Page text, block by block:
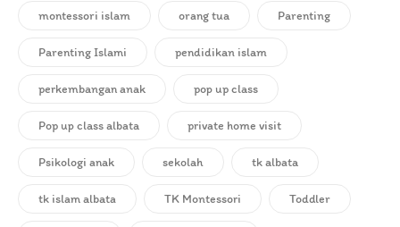
montessori islam orang tua Parenting
Parenting Islami pendidikan islam
perkembangan anak pop up class
Pop up class albata private home visit
Psikologi anak sekolah tk albata
tk islam albata TK Montessori Toddler